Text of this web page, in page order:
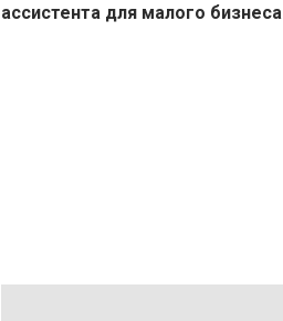
ассистента для малого бизнеса